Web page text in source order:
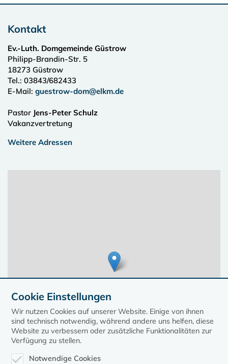
Kontakt
Ev.-Luth. Domgemeinde Güstrow
Philipp-Brandin-Str. 5
18273 Güstrow
Tel.: 03843/682433
E-Mail: guestrow-dom@elkm.de
Pastor Jens-Peter Schulz
Vakanzvertretung
Weitere Adressen
Cookie Einstellungen
Wir nutzen Cookies auf unserer Website. Einige von ihnen
sind technisch notwendig, während andere uns helfen, diese
Website zu verbessern oder zusätzliche Funktionalitäten zur
Verfügung zu stellen.
Notwendige Cookies